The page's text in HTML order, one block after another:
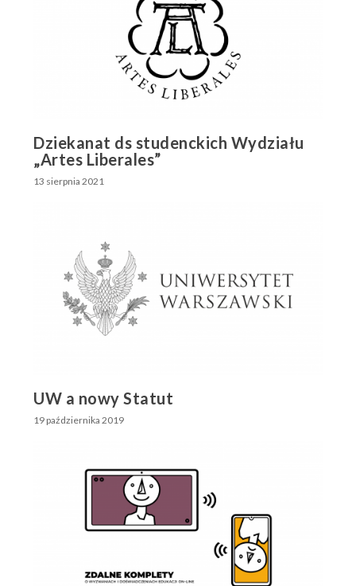
Dziekanat ds studenckich Wydziału
„Artes Liberales”
13 sierpnia 2021
UW a nowy Statut
19 października 2019